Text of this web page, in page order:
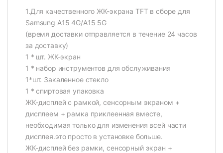
1.Для качественного ЖК-экрана TFT в сборе для
Samsung A15 4G/A15 5G
(время доставки отправляется в течение 24 часов
за доставку)
1 * шт. ЖК-экран
1 * набор инструментов для обслуживания
1*шт. Закаленное стекло
1 * спиртовая упаковка
ЖК-дисплей с рамкой, сенсорным экраном +
дисплеем + рамка приклеенная вместе,
необходимая только для изменения всей части
дисплея.это просто в установке больше.
ЖК-дисплей без рамки, сенсорный экран +